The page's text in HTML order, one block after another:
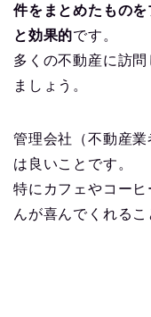
件をまとめたものを
と効果的です。
多くの不動産に訪
ましょう。
管理会社（不動産
は良いことです。
特にカフェやコー
んが喜んでくれる